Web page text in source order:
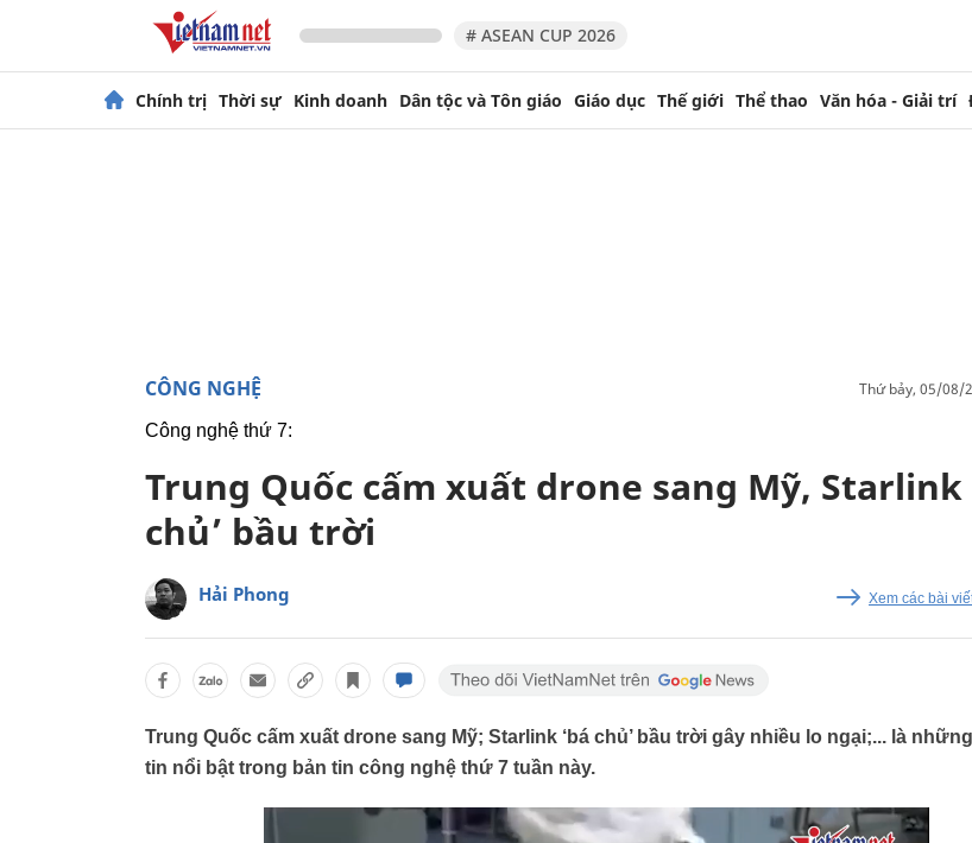
# ASEAN CUP 2026
Chính trị Thời sự Kinh doanh Dân tộc và Tôn giáo Giáo dục Thế giới Thể thao Văn hóa - Giải trí
CÔNG NGHỆ thứ bảy, 05/08/
Công nghệ thứ 7:
Trung Quốc cấm xuất drone sang Mỹ, Starlink
chủ’ bầu trời
Hải Phong Xem các bài
Trung Quốc cấm xuất drone sang Mỹ; Starlink ‘bá chủ’ bầu trời gây nhiều lo ngại;... là
tin nổi bật trong bản tin công nghệ thứ 7 tuần này.